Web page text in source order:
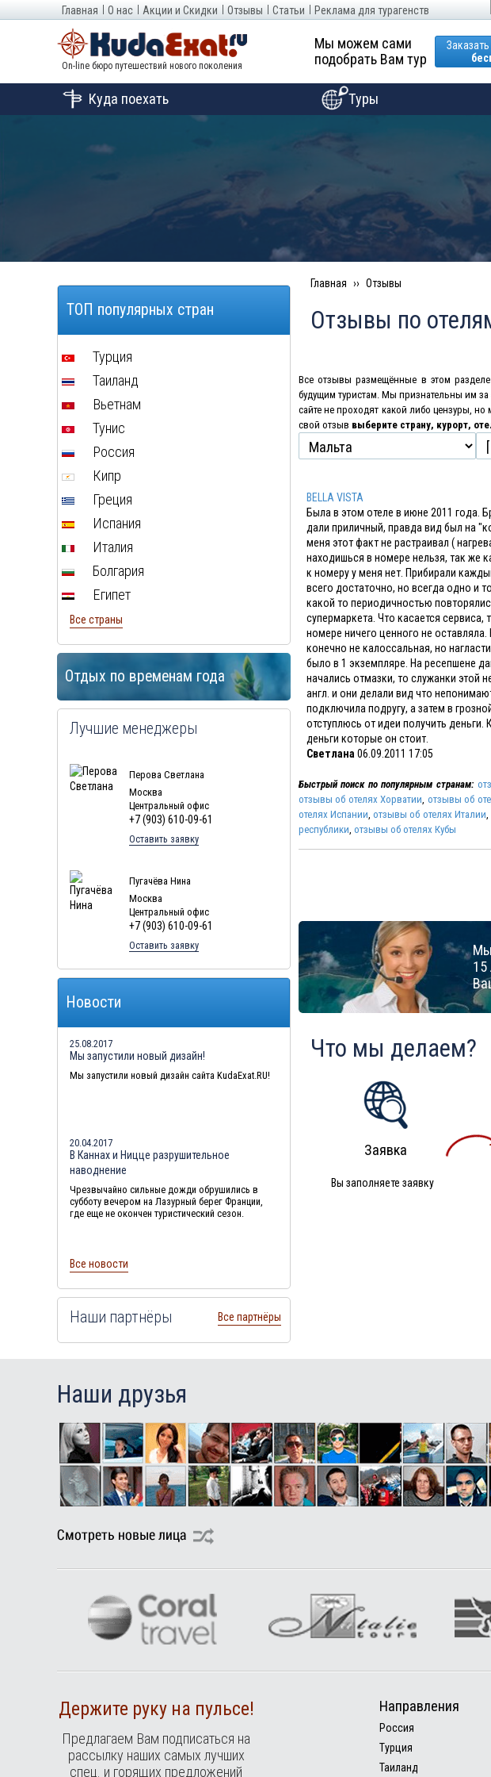
Главная О нас Акции и Скидки Отзывы Статьи Реклама для турагенств
On-line бюро путешествий нового поколения
Мы можем сами
подобрать Вам тур
Куда поехать Туры
Главная Отзывы
Отзывы по
Все отзывы размещённые в этом
будущим туристам. Мы признательны им
сайте не проходят какой либо цензуры,
свой отзыв выберите страну, курорт,
BELLA VISTA
Была в этом отеле в июне 2011 года.
дали приличный, правда вид был на
меня этот факт не растраивал (
находишься в номере нельзя, так же
к номеру у меня нет. Прибирали
всего достаточно, но всегда одно и
какой то периодичностью
супермаркета. Что касается
номере ничего ценного не
конечно не калоссальная, но
было в 1 экземпляре. На ресепшене
начались отмазки, то служанки этой
англ. и они делали вид что
подключила подругу, а затем в
отступлюсь от идеи получить
деньги которые он стоит.
Светлана 06.09.2011 17:05
Быстрый поиск по популярным странам:
отзывы об отелях Хорватии, отзывы об
отелях Испании,отзывы об отелях Италии,
республики, отзывы об отелях Кубы
15
Что мы делаем?
Заявка
Вы заполняете заявку
ТОП популярных стран
Турция
Таиланд
Вьетнам
Тунис
Россия
Кипр
Греция
Испания
Италия
Болгария
Египет
Все страны
Отдых по временам года
Лучшие менеджеры
Перова Светлана
Москва
Центральный офис
+7 (903) 610-09-61
Оставить заявку
Пугачёва Нина
Москва
Центральный офис
+7 (903) 610-09-61
Оставить заявку
Новости
25.08.2017
Мы запустили новый дизайн!
Мы запустили новый дизайн сайта KudaExat.RU!
20.04.2017
В Каннах и Ницце разрушительное
наводнение
Чрезвычайно сильные дожди обрушились в
субботу вечером на Лазурный берег Франции,
где еще не окончен туристический сезон.
Все новости
Наши партнёры Все партнёры
Наши друзья
Держите руку на пульсе!
Предлагаем Вам подписаться на
рассылку наших самых лучших
спец. и горящих предложений
Направления
Россия
Турция
Таиланд